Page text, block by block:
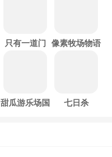
只有一道门 像素牧场物语
甜瓜游乐场国
七日杀